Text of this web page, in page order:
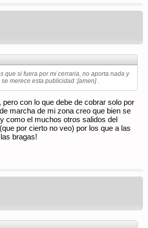
que si fuera por mi cerraria, no aporta nada y
merece esta publicidad :[amen] .
pero con lo que debe de cobrar solo por
marcha de mi zona creo que bien se
como el muchos otros salidos del
por cierto no veo) por los que a las
bragas!